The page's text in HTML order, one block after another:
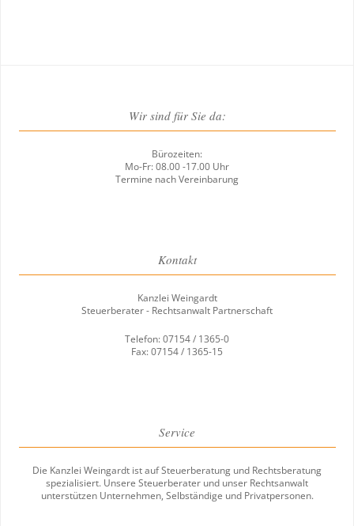
Wir sind für Sie da:
Bürozeiten:
Mo-Fr: 08.00 -17.00 Uhr
Termine nach Vereinbarung
Kontakt
Kanzlei Weingardt
Steuerberater - Rechtsanwalt Partnerschaft
Telefon: 07154 / 1365-0
Fax: 07154 / 1365-15
Service
Die Kanzlei Weingardt ist auf Steuerberatung und Rechtsberatung
spezialisiert. Unsere Steuerberater und unser Rechtsanwalt
unterstützen Unternehmen, Selbständige und Privatpersonen.